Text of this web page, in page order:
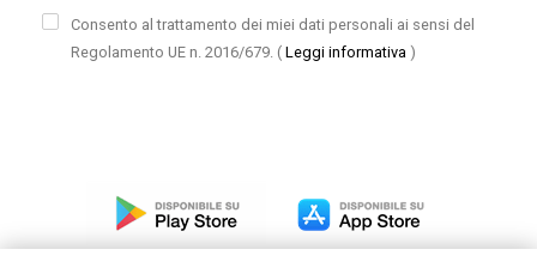
Consento al trattamento dei miei dati personali ai sensi del
Regolamento UE n. 2016/679. ( Leggi informativa )